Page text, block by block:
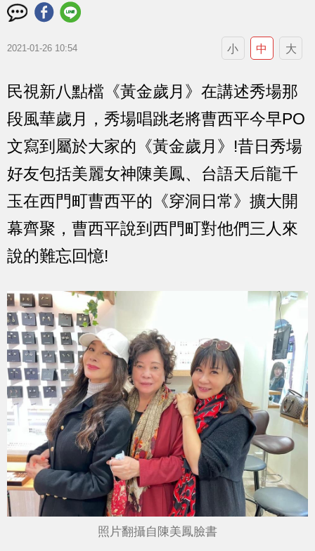
2021-01-26 10:54 小 中 大
民視新八點檔《黃金歲月》在講述秀場那
段風華歲月，秀場唱跳老將曹西平今早PO
文寫到屬於大家的《黃金歲月》!昔日秀場
好友包括美麗女神陳美鳳、台語天后龍千
玉在西門町曹西平的《穿洞日常》擴大開
幕齊聚，曹西平說到西門町對他們三人來
說的難忘回憶!
照片翻攝自陳美鳳臉書